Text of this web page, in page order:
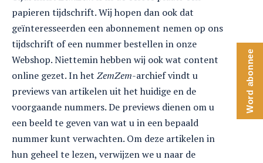
papieren tijdschrift. Wij hopen dan ook dat
geïnteresseerden een abonnement nemen op ons
tijdschrift of een nummer bestellen in onze
Webshop. Niettemin hebben wij ook wat content
online gezet. In het ZemZem-archief vindt u
previews van artikelen uit het huidige en de
voorgaande nummers. De previews dienen om u
een beeld te geven van wat u in een bepaald
nummer kunt verwachten. Om deze artikelen in
hun geheel te lezen, verwijzen we u naar de
Word abonnee